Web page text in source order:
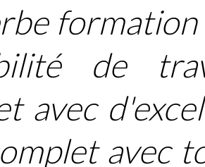
de
avec
avec